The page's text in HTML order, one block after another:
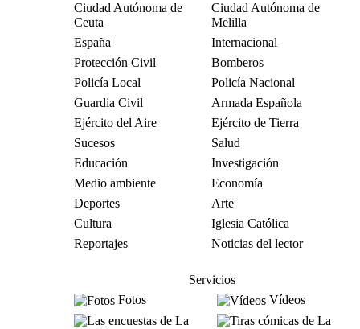
Ciudad Autónoma de
Ceuta
Ciudad Autónoma de
Melilla
España
Internacional
Protección Civil
Bomberos
Policía Local
Policía Nacional
Guardia Civil
Armada Española
Ejército del Aire
Ejército de Tierra
Sucesos
Salud
Educación
Investigación
Medio ambiente
Economía
Deportes
Arte
Cultura
Iglesia Católica
Reportajes
Noticias del lector
Servicios
Fotos
Vídeos